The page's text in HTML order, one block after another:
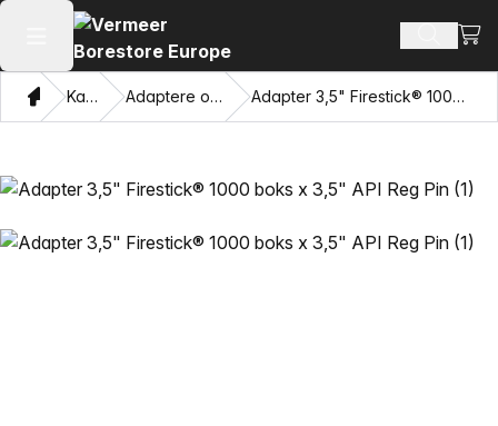
Åpne hovedmenyen SøkVis
HjemKatalog Adaptere og trekkøyne Adapter 3,5" Firestick® 1000 boks x 3,5" API Reg Pin